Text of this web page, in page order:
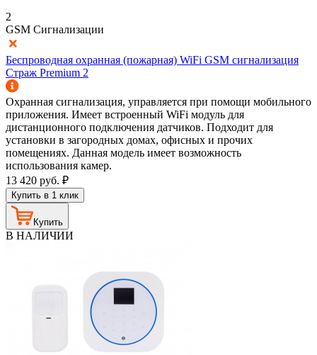
2
GSM Сигнализации
Беспроводная охранная (пожарная) WiFi GSM сигнализация
Страж Premium 2
Охранная сигнализация, управляется при помощи мобильного
приложения. Имеет встроенный WiFi модуль для
дистанционного подключения датчиков. Подходит для
установки в загородных домах, офисных и прочих
помещениях. Данная модель имеет возможность
использования камер.
13 420 руб. ₽
Купить в 1 клик
Купить
В НАЛИЧИИ